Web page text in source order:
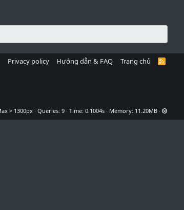
Privacy policy Hướng dẫn & FAQ Trang chủ
R
S
Queries 9 Time 0.1004s Memory 11.20MB